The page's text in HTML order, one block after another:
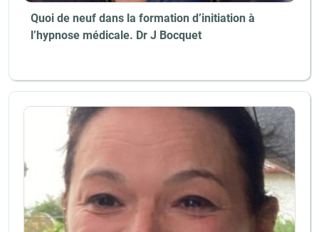
Quoi de neuf dans la formation d’initiation à
l’hypnose médicale. Dr J Bocquet